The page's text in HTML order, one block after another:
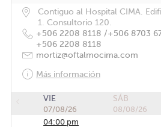
Contiguo al Hospital CIMA.
1. Consultorio 120.
+506 2208 8118 /+506 8703
+506 2208 8118
mortiz@oftalmocima.com
Más información
VIE
07/08/26
04:00 pm
SÁB
08/08/26